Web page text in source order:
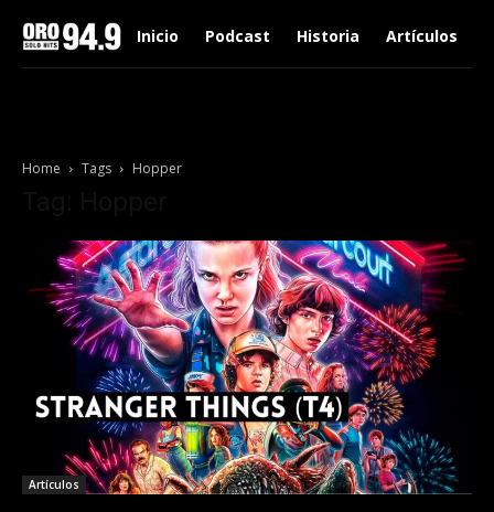
Inicio Podcast Historia Artículos
Home Tags Hopper
Artículos